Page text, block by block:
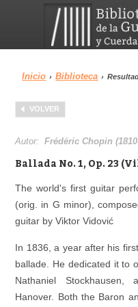
Menu
Biblioteca
Área personal
Inicio › Biblioteca ›
VOLVER
Autor:Frédéric Chopin
Ballada No. 1, Op. 23
The world's first guitar
(orig. in G minor),
guitar by Viktor Vidović
In 1836, a year after his
ballade. He dedicated it to
Nathaniel
Hanover. Both the Baron